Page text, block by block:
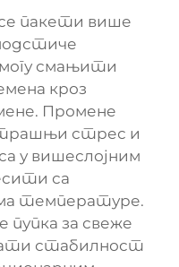
пакети више
смањити
кроз
Промене
стрес и
у вишеслојним
са
температуре.
пупка за свеже
стабилност